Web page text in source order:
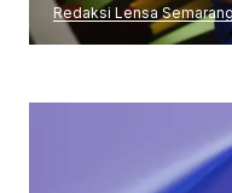
Redaksi Lensa